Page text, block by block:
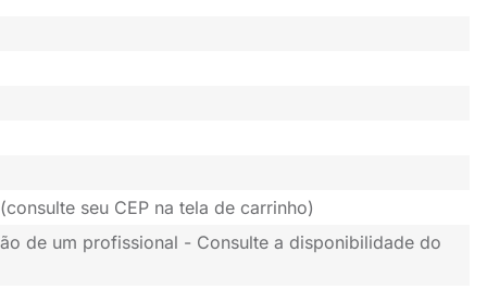
seu CEP na tela de carrinho)
de um profissional - Consulte a disponibilidade do